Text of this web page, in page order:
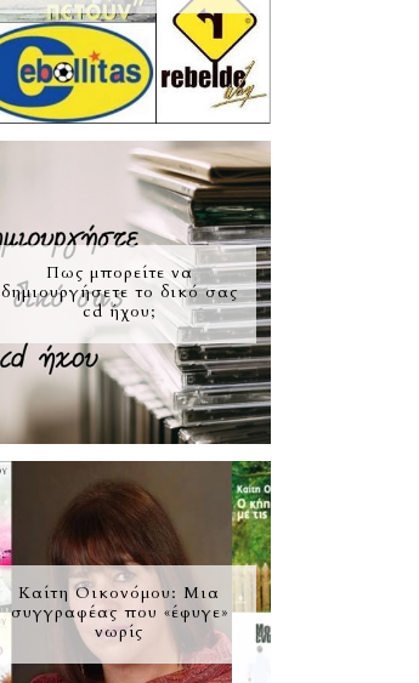
Πως μπορείτε να
δημιουργήσετε το δικό σας
cd ήχου;
Καίτη Οικονόμου: Μια
συγγραφέας που «έφυγε»
νωρίς